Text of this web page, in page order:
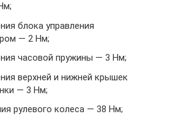
блока управления
— 2 Нм;
часовой пружины — 3 Нм;
верхней и нижней крышек
— 3 Нм;
рулевого колеса — 38 Нм;